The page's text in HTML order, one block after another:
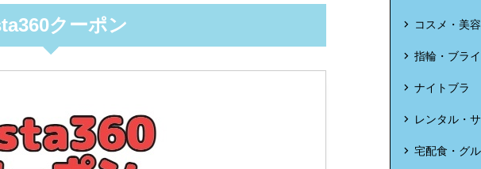
クーポン コスメ・美容
指輪・ブラ
ナイトブラ
レンタル・
宅配食・グ